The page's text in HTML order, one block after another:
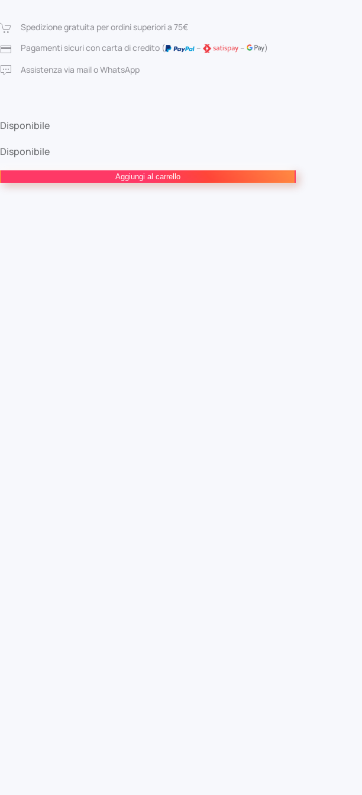
originale
era:
5,00 €.
attuale
è:
4,75 €.
Spedizione gratuita per ordini superiori a 75€
Pagamenti sicuri con carta di credito (
– –
)
Assistenza via mail o WhatsApp
Disponibile
Disponibile
Woman
Aggiungi al carrello